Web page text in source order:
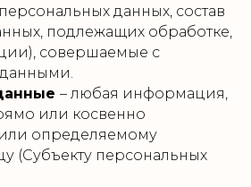
данных, состав
подлежащих обработке,
совершаемые с
– любая информация,
или косвенно
определяемому
(Субъекту персональных